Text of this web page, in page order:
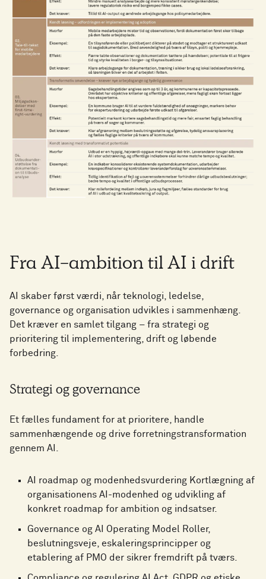
Fra AI-ambition til AI i drift
AI skaber først værdi, når teknologi, ledelse,
governance og organisation udvikles i sammenhæng.
Det kræver en samlet tilgang – fra strategi og
prioritering til implementering, drift og løbende
forbedring.
Strategi og governance
Et fælles fundament for at prioritere, handle
sammenhængende og drive forretningstransformation
gennem AI.
AI roadmap og modenhedsvurdering Kortlægning af
organisationens AI-modenhed og udvikling af
konkret roadmap for ambition og indsatser.
Governance og AI Operating Model Roller,
beslutningsveje, eskaleringsprincipper og
etablering af PMO der sikrer fremdrift på tværs.